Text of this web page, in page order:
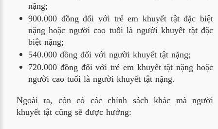
nặng;
900.000 đồng đối với trẻ em khuyết tật đặc biệt
nặng hoặc người cao tuổi là người khuyết tật đặc
biệt nặng;
540.000 đồng đối với người khuyết tật nặng;
720.000 đồng đối với trẻ em khuyết tật nặng hoặc
người cao tuổi là người khuyết tật nặng.
Ngoài ra, còn có các chính sách khác mà người
khuyết tật cũng sẽ được hưởng: